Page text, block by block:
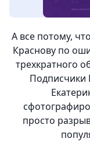
А все потому,
Краснову по
трехкратного
Подписчики
просто